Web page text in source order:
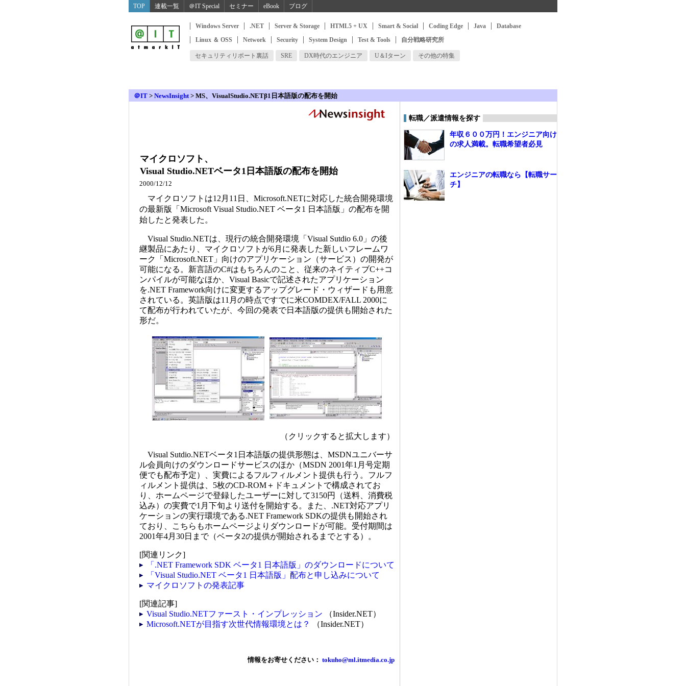
TOP 連載一覧 ＠IT Special セミナー eBook ブログ
Windows Server .NET Server & Storage HTML5 + UX Smart & Social Coding Edge Java
Database
Linux ＆ OSS
Network Security System Design Test & Tools 自分戦略研究所
セキュリティリポート裏話 SRE DX時代のエンジニア U＆Iターン その他の特集
＠IT > NewsInsight> MS、VisualStudio.NETβ1日本語版の配布を開始
マイクロソフト、
Visual Studio.NETベータ1日本語版の配布を開始
2000/12/12
マイクロソフトは12月11日、Microsoft.NETに対応した統合開発環境
の最新版「Microsoft Visual Studio.NET ベータ1 日本語版」の配布を開
始したと発表した。
Visual Studio.NETは、現行の統合開発環境「Visual Sutdio 6.0」の後
継製品にあたり、マイクロソフトが6月に発表した新しいフレームワ
ーク「Microsoft.NET」向けのアプリケーション（サービス）の開発が
可能になる。新言語のC#はもちろんのこと、従来のネイティブC++コ
ンパイルが可能なほか、Visual Basicで記述されたアプリケーション
を.NET Framework向けに変更するアップグレード・ウィザードも用意
されている。英語版は11月の時点ですでに米COMDEX/FALL 2000に
て配布が行われていたが、今回の発表で日本語版の提供も開始された
形だ。
（クリックすると拡大します）
Visual Sutdio.NETベータ1日本語版の提供形態は、MSDNユニバーサ
ル会員向けのダウンロードサービスのほか（MSDN 2001年1月号定期
便でも配布予定）、実費によるフルフィルメント提供も行う。フルフ
ィルメント提供は、5枚のCD-ROM＋ドキュメントで構成されてお
り、ホームページで登録したユーザーに対して3150円（送料、消費税
込み）の実費で1月下旬より送付を開始する。また、.NET対応アプリ
ケーションの実行環境である.NET Framework SDKの提供も開始され
ており、こちらもホームページよりダウンロードが可能。受付期間は
2001年4月30日まで（ベータ2の提供が開始されるまでとする）。
[関連リンク]
「.NET Framework SDK ベータ1 日本語版」のダウンロードについて
「Visual Studio.NET ベータ1 日本語版」配布と申し込みについて
マイクロソフトの発表記事
[関連記事]
Visual Studio.NETファースト・インプレッション （Insider.NET）
Microsoft.NETが目指す次世代情報環境とは？
（Insider.NET）
情報をお寄せください： tokuho@ml.itmedia.co.jp
転職／派遣情報を探す
年収６００万円！エンジニア向け
の求人満載。転職希望者必見
エンジニアの転職なら【転職サー
チ】